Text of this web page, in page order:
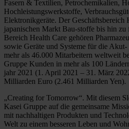
Fasern & Textilien, Petrochemikalien,
Hochleistungswerkstoffe,
Elektronikgeräte. Der Geschäftsbereich
japanischen Markt Bau-stoffe bis hin zu
Bereich Health Care gehören
sowie Geräte und Systeme für die
mehr als 46.000 Mitarbeitern weltweit
Gruppe Kunden in mehr als 100
jahr 2021 (1. April 2021 – 31. März
Milliarden Euro (2.461 Milliarden Yen).
„Creating for Tomorrow“. Mit diesem
Kasei Gruppe auf die gemeinsame
mit nachhaltigen Produkten und
Welt zu einem besseren Leben und